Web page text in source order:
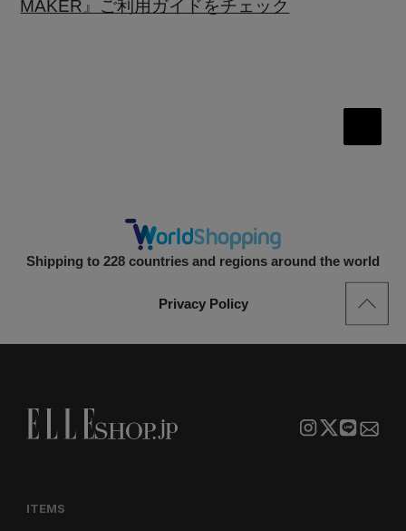
MAKER』ご利用ガイドをチェック
ジ
の
Shipping to 228 countries and regions around the world
Privacy Policy
ITEMS